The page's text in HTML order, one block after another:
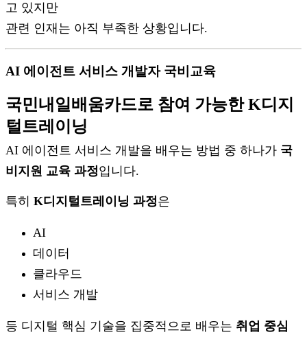
고 있지만
관련 인재는 아직 부족한 상황입니다.
AI 에이전트 서비스 개발자 국비교육
국민내일배움카드로 참여 가능한 K디지
털트레이닝
AI 에이전트 서비스 개발을 배우는 방법 중 하나가 국
비지원 교육 과정입니다.
특히 K디지털트레이닝 과정은
AI
데이터
클라우드
서비스 개발
등 디지털 핵심 기술을 집중적으로 배우는 취업 중심